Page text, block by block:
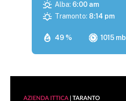
49 % 1015 mb
Alba: 6:00 am
Tramonto: 8:14 pm